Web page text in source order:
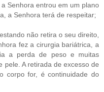
Senhora entrou em um plano
a Senhora terá de respeitar;
não retira o seu direito,
fez a cirurgia bariátrica, a
a perda de peso e muitas
pele. A retirada de excesso de
corpo for, é continuidade do